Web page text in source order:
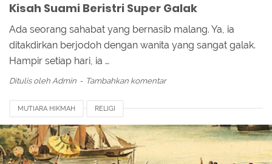
Kisah Suami Beristri Super Galak
Ada seorang sahabat yang bernasib malang. Ya, ia
ditakdirkan berjodoh dengan wanita yang sangat galak.
Hampir setiap hari, ia …
Ditulis oleh Admin Tambahkan komentar
MUTIARA HIKMAH RELIGI